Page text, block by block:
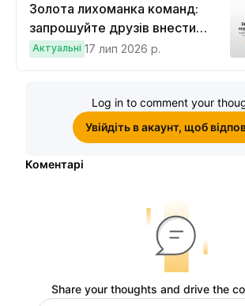
Золота лихоманка команд:
запрошуйте друзів внести
депозит на $100 і торгувати на
Актуальні 17 лип 2026 р.
Log in to comment your
Увійдіть в акаунт, щоб
Коментарі
Share your thoughts and drive the